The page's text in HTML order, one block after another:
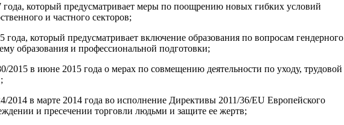
который предусматривает меры по поощрению новых гибких условий
и частного секторов;
который предусматривает включение образования по вопросам гендерного
образования и профессиональной подготовки;
2015 в июне 2015 года о мерах по совмещению деятельности по уходу, трудовой
2014 в марте 2014 года во исполнение Директивы 2011/36/EU Европейского
и пресечении торговли людьми и защите ее жертв;